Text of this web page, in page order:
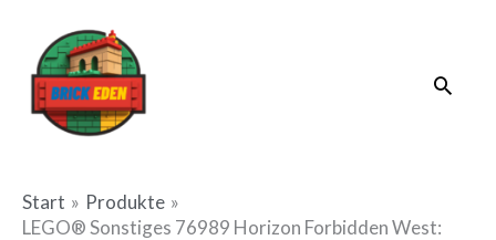
Inhalt
springen
Start
Produkte
LEGO® Sonstiges 76989 Horizon Forbidden West: